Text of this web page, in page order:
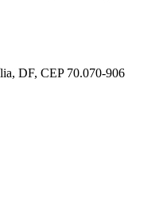
DF, CEP 70.070-906